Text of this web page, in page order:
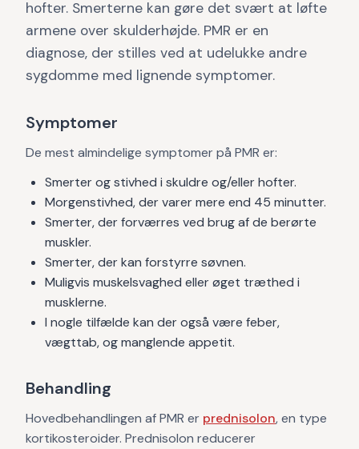
hofter. Smerterne kan gøre det svært at løfte
armene over skulderhøjde. PMR er en
diagnose, der stilles ved at udelukke andre
sygdomme med lignende symptomer.
Symptomer
De mest almindelige symptomer på PMR er:
Smerter og stivhed i skuldre og/eller hofter.
Morgenstivhed, der varer mere end 45 minutter.
Smerter, der forværres ved brug af de berørte
muskler.
Smerter, der kan forstyrre søvnen.
Muligvis muskelsvaghed eller øget træthed i
musklerne.
I nogle tilfælde kan der også være feber,
vægttab, og manglende appetit.
Behandling
Hovedbehandlingen af PMR er prednisolon, en type
kortikosteroider. Prednisolon reducerer